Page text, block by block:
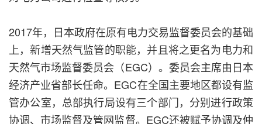
2017年，日本政府在原有电力交易监督委员会的基础
上，新增天然气监管的职能，并且将之更名为电力和
天然气市场监督委员会（EGC）。委员会主席由日本
经济产业省部长任命。EGC在全国主要地区都设有监
管办公室，总部执行局设有三个部门，分别进行政策
协调、市场监督及管网监督。EGC还被赋予协调及仲